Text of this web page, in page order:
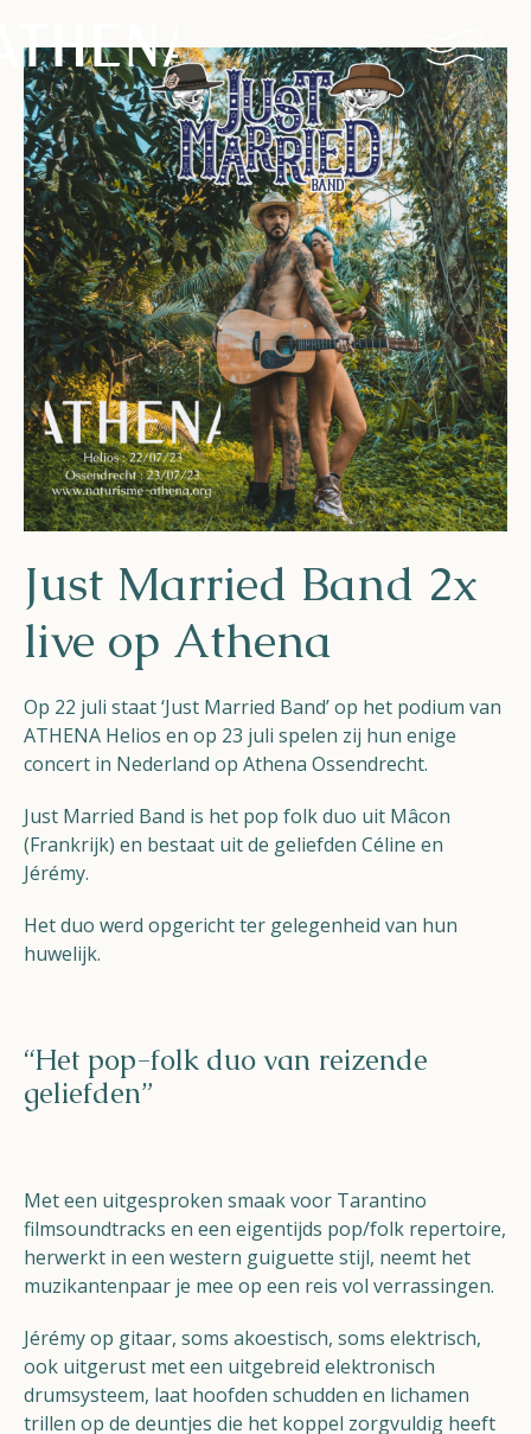
Naturisme
Community
Kalender
Parken
Ossendrecht
Le Perron
Helios
Contact
Apple App Store
Just Married Band 2x
live op Athena
Op 22 juli staat ‘Just Married Band’ op het podium van
ATHENA Helios en op 23 juli spelen zij hun enige
concert in Nederland op Athena Ossendrecht.
Just Married Band is het pop folk duo uit Mâcon
(Frankrijk) en bestaat uit de geliefden Céline en
Jérémy.
Het duo werd opgericht ter gelegenheid van hun
huwelijk.
“Het pop-folk duo van reizende
geliefden”
Met een uitgesproken smaak voor Tarantino
filmsoundtracks en een eigentijds pop/folk repertoire,
herwerkt in een western guiguette stijl, neemt het
muzikantenpaar je mee op een reis vol verrassingen.
Jérémy op gitaar, soms akoestisch, soms elektrisch,
ook uitgerust met een uitgebreid elektronisch
drumsysteem, laat hoofden schudden en lichamen
trillen op de deuntjes die het koppel zorgvuldig heeft